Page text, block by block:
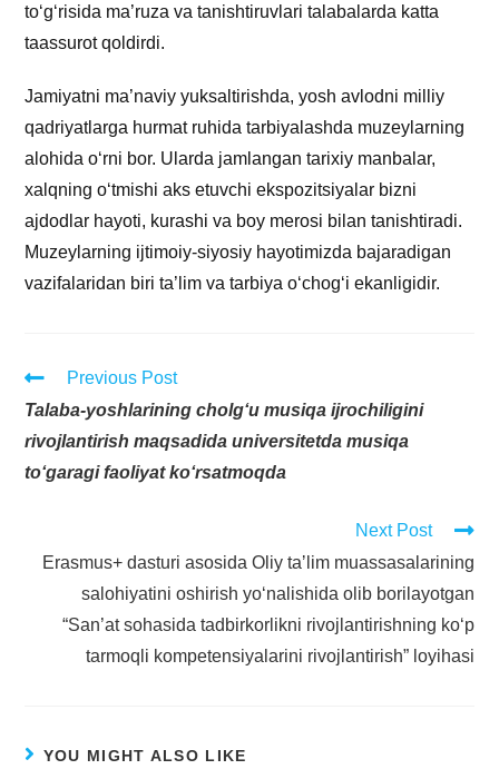
to‘g‘risida ma’ruza va tanishtiruvlari talabalarda katta
taassurot qoldirdi.
Jamiyatni ma’naviy yuksaltirishda, yosh avlodni milliy
qadriyatlarga hurmat ruhida tarbiyalashda muzeylarning
alohida o‘rni bor. Ularda jamlangan tarixiy manbalar,
xalqning o‘tmishi aks etuvchi ekspozitsiyalar bizni
ajdodlar hayoti, kurashi va boy merosi bilan tanishtiradi.
Muzeylarning ijtimoiy-siyosiy hayotimizda bajaradigan
vazifalaridan biri ta’lim va tarbiya o‘chog‘i ekanligidir.
Previous Post
Talaba-yoshlarining cholg‘u musiqa ijrochiligini
rivojlantirish maqsadida universitetda musiqa
to‘garagi faoliyat ko‘rsatmoqda
Next Post
Erasmus+ dasturi asosida Oliy taʼlim muassasalarining
salohiyatini oshirish yo‘nalishida olib borilayotgan
“San’at sohasida tadbirkorlikni rivojlantirishning ko‘p
tarmoqli kompetensiyalarini rivojlantirish” loyihasi
YOU MIGHT ALSO LIKE